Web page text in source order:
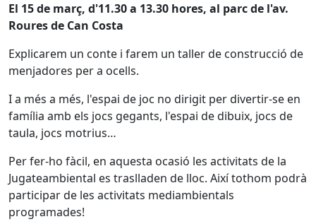
El 15 de març, d'11.30 a 13.30 hores, al parc de l'av.
Roures de Can Costa
Explicarem un conte i farem un taller de construcció de
menjadores per a ocells.
I a més a més, l'espai de joc no dirigit per divertir-se en
família amb els jocs gegants, l'espai de dibuix, jocs de
taula, jocs motrius…
Per fer-ho fàcil, en aquesta ocasió les activitats de la
Jugateambiental es traslladen de lloc. Així tothom podrà
participar de les activitats mediambientals
programades!